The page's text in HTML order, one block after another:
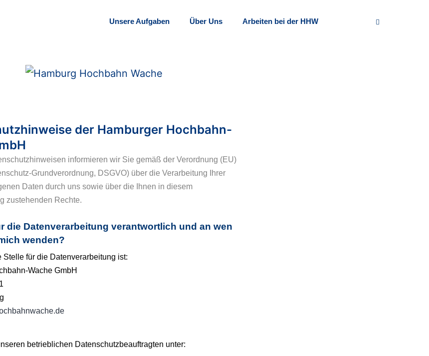
Unsere Aufgaben Über Uns Arbeiten bei der HHW
der Hamburger Hochbahn-
informieren wir Sie gemäß der Verordnung (EU)
Grundverordnung, DSGVO) über die Verarbeitung Ihrer
Daten durch uns sowie über die Ihnen in diesem
zustehenden Rechte.
die Datenverarbeitung verantwortlich und an wen
wenden?
Stelle für die Datenverarbeitung ist:
Wache GmbH
betrieblichen Datenschutzbeauftragten unter: